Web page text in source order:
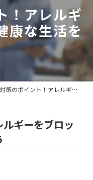
！アレルギ
康な生活を
イント！アレルギーをブロックし、健康な生活を送ろう
ギーをブロッ